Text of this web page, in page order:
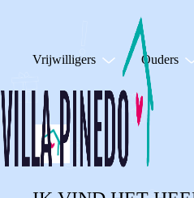
Vrijwilligers Ouders